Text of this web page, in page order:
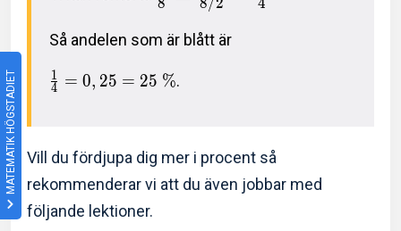
MATEMATIK HÖGSTADIET
Så andelen som är blått är
4
1 = 0, 25 = 25 %.
Vill du fördjupa dig mer i procent så
rekommenderar vi att du även jobbar med
följande lektioner.